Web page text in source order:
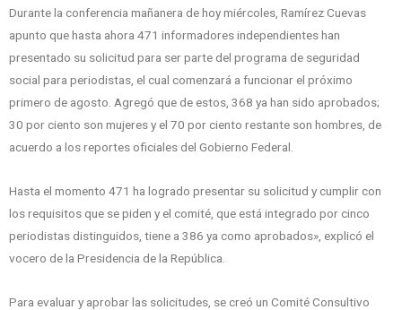
Durante la conferencia mañanera de hoy miércoles, Ramírez Cuevas
apunto que hasta ahora 471 informadores independientes han
presentado su solicitud para ser parte del programa de seguridad
social para periodistas, el cual comenzará a funcionar el próximo
primero de agosto. Agregó que de estos, 368 ya han sido aprobados;
30 por ciento son mujeres y el 70 por ciento restante son hombres, de
acuerdo a los reportes oficiales del Gobierno Federal.
Hasta el momento 471 ha logrado presentar su solicitud y cumplir con
los requisitos que se piden y el comité, que está integrado por cinco
periodistas distinguidos, tiene a 386 ya como aprobados», explicó el
vocero de la Presidencia de la República.
Para evaluar y aprobar las solicitudes, se creó un Comité Consultivo